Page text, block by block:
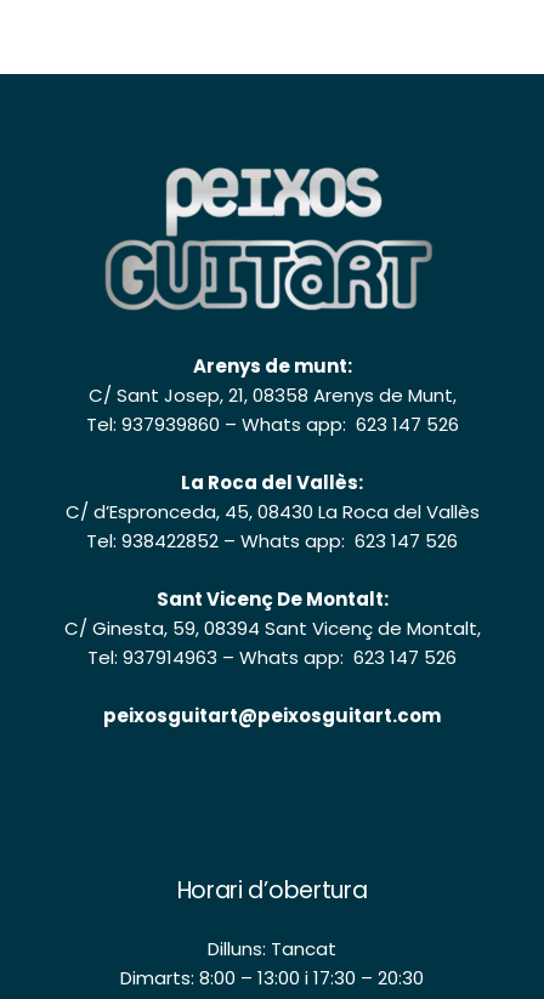
Arenys de munt:
C/ Sant Josep, 21, 08358 Arenys de Munt,
Tel: 937939860 – Whats app: 623 147 526
La Roca del Vallès:
C/ d’Espronceda, 45, 08430 La Roca del Vallès
Tel: 938422852 – Whats app: 623 147 526
Sant Vicenç De Montalt:
C/ Ginesta, 59, 08394 Sant Vicenç de Montalt,
Tel: 937914963 – Whats app: 623 147 526
peixosguitart@peixosguitart.com
Horari d’obertura
Dilluns: Tancat
Dimarts: 8:00 – 13:00 i 17:30 – 20:30